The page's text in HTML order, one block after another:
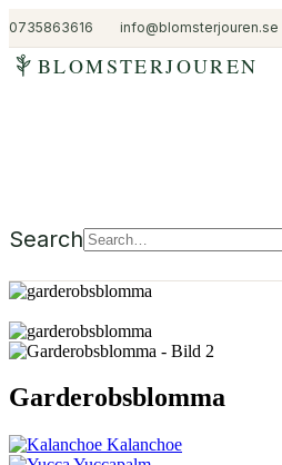
0735863616 info@blomsterjouren.se
BLOMSTERJOUREN
Search
Garderobsblomma
Kalanchoe